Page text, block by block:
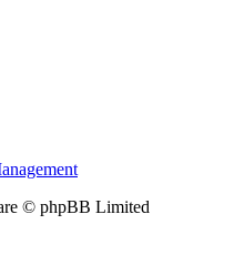
© phpBB Limited